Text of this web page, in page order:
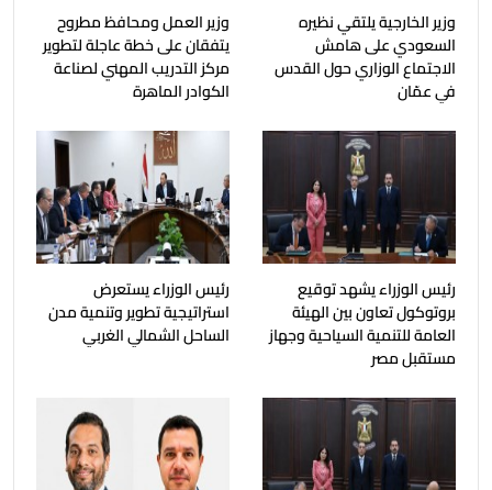
وزير الخارجية يلتقي نظيره
السعودي على هامش
الاجتماع الوزاري حول القدس
في عمّان
وزير العمل ومحافظ مطروح
يتفقان على خطة عاجلة لتطوير
مركز التدريب المهني لصناعة
الكوادر الماهرة
رئيس الوزراء يشهد توقيع
بروتوكول تعاون بين الهيئة
العامة للتنمية السياحية وجهاز
مستقبل مصر
رئيس الوزراء يستعرض
استراتيجية تطوير وتنمية مدن
الساحل الشمالي الغربي